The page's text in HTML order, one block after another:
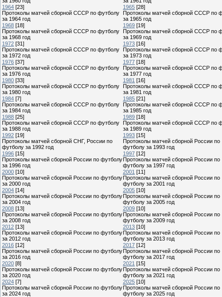
1964 [23]
Протоколы матчей сборной СССР по футболу
за 1964 год
1965 [28]
Протоколы матчей сборной СССР по
за 1965 год
1968 [18]
Протоколы матчей сборной СССР по футболу
за 1968 год
1969 [19]
Протоколы матчей сборной СССР по
за 1969 год
1972 [31]
Протоколы матчей сборной СССР по футболу
за 1972 год
1973 [16]
Протоколы матчей сборной СССР по
за 1973 год
1976 [37]
Протоколы матчей сборной СССР по футболу
за 1976 год
1977 [18]
Протоколы матчей сборной СССР по
за 1977 год
1980 [33]
Протоколы матчей сборной СССР по футболу
за 1980 год
1981 [16]
Протоколы матчей сборной СССР по
за 1981 год
1984 [7]
Протоколы матчей сборной СССР по футболу
за 1984 год
1985 [21]
Протоколы матчей сборной СССР по
за 1985 год
1988 [25]
Протоколы матчей сборной СССР по футболу
за 1988 год
1989 [18]
Протоколы матчей сборной СССР по
за 1989 год
1992 [19]
Протоколы матчей сборной СНГ, России по
футболу за 1992 год
1993 [15]
Протоколы матчей сборной России по
футболу за 1993 год
1996 [15]
Протоколы матчей сборной России по футболу
за 1996 год
1997 [12]
Протоколы матчей сборной России по
футболу за 1997 год
2000 [10]
Протоколы матчей сборной России по футболу
за 2000 год
2001 [11]
Протоколы матчей сборной России по
футболу за 2001 год
2004 [14]
Протоколы матчей сборной России по футболу
за 2004 год
2005 [10]
Протоколы матчей сборной России по
футболу за 2005 год
2008 [13]
Протоколы матчей сборной России по футболу
за 2008 год
2009 [10]
Протоколы матчей сборной России по
футболу за 2009 год
2012 [13]
Протоколы матчей сборной России по футболу
за 2012 год
2013 [10]
Протоколы матчей сборной России по
футболу за 2013 год
2016 [12]
Протоколы матчей сборной России по футболу
за 2016 год
2017 [12]
Протоколы матчей сборной России по
футболу за 2017 год
2020 [8]
Протоколы матчей сборной России по футболу
за 2020 год
2021 [15]
Протоколы матчей сборной России по
футболу за 2021 год
2024 [7]
Протоколы матчей сборной России по футболу
за 2024 год
2025 [10]
Протоколы матчей сборной России по
футболу за 2025 год